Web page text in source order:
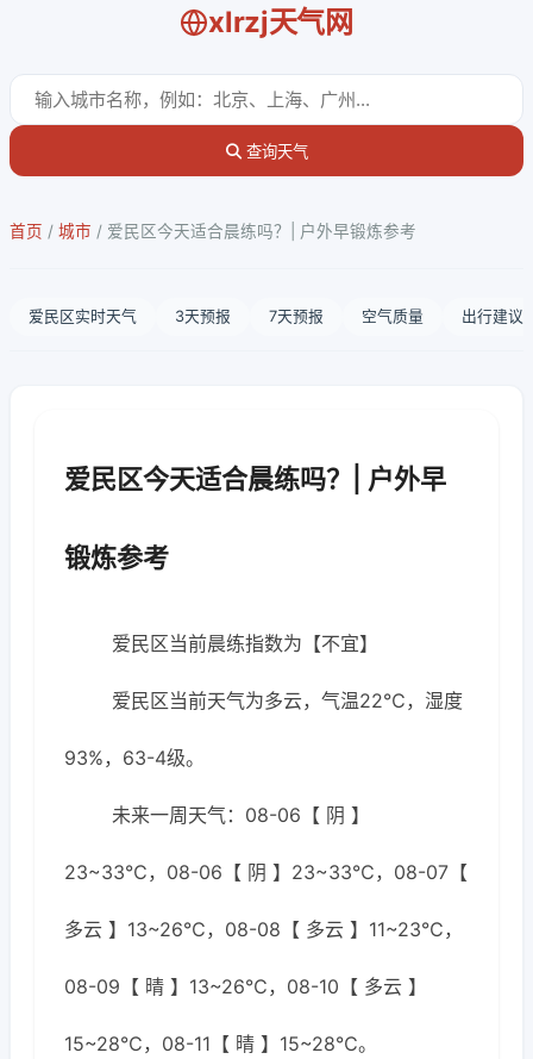
xlrzj天气网
查询天气
首页 / 城市 / 爱民区今天适合晨练吗？| 户外早锻炼参考
爱民区实时天气 3天预报 7天预报 空气质量 出行建议
爱民区今天适合晨练吗？| 户外早
锻炼参考
爱民区当前晨练指数为【不宜】
爱民区当前天气为多云，气温22℃，湿度
93%，63-4级。
未来一周天气：08-06【 阴 】
23~33℃，08-06【 阴 】23~33℃，08-07【
多云 】13~26℃，08-08【 多云 】11~23℃，
08-09【 晴 】13~26℃，08-10【 多云 】
15~28℃，08-11【 晴 】15~28℃。